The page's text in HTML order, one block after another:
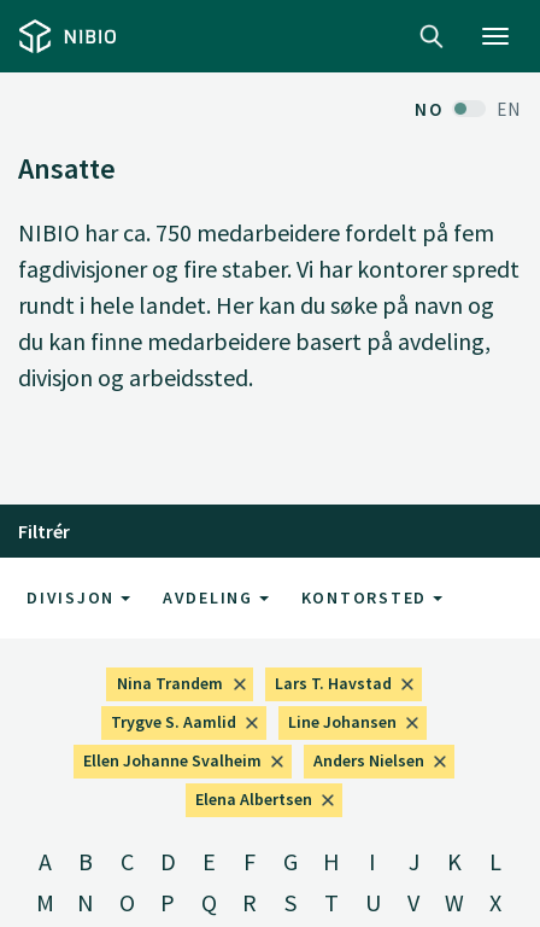
NO EN
Ansatte
NIBIO har ca. 750 medarbeidere fordelt på fem
fagdivisjoner og fire staber. Vi har kontorer spredt
rundt i hele landet. Her kan du søke på navn og
du kan finne medarbeidere basert på avdeling,
divisjon og arbeidssted.
Filtrér
DIVISJON AVDELING KONTORSTED
Nina Trandem
Lars T. Havstad
Trygve S. Aamlid
Line Johansen
Ellen Johanne Svalheim
Anders Nielsen
Elena Albertsen
A B C D E F G H I J K
L
M
N O P Q R S T U V W
X